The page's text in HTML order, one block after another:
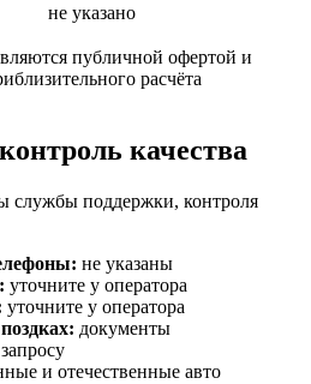
не указано
публичной офертой и
расчёта
качества
службы поддержки, контроля
не указаны
уточните у оператора
уточните у оператора
документы
и отечественные авто